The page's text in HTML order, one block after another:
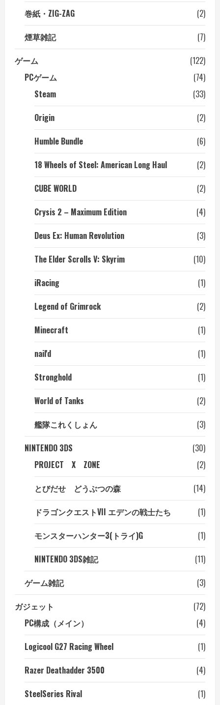
巻紙・ZIG-ZAG
(2)
煙草雑記
(7)
ゲーム
(122)
PCゲーム
(74)
Steam
(33)
Origin
(2)
Humble Bundle
(6)
18 Wheels of Steel: American Long Haul
(2)
CUBE WORLD
(2)
Crysis 2 – Maximum Edition
(4)
Deus Ex: Human Revolution
(3)
The Elder Scrolls V: Skyrim
(10)
iRacing
(1)
Legend of Grimrock
(2)
Minecraft
(1)
nail'd
(1)
Stronghold
(1)
World of Tanks
(2)
艦隊これくしょん
(3)
NINTENDO 3DS
(30)
PROJECT X ZONE
(2)
とびだせ どうぶつの森
(14)
ドラゴンクエストVII エデンの戦士たち
(1)
モンスターハンター3(トライ)G
(1)
NINTENDO 3DS雑記
(11)
ゲーム雑記
(3)
ガジェット
(72)
PC構成（メイン）
(4)
Logicool G27 Racing Wheel
(1)
Razer Deathadder 3500
(4)
SteelSeries Rival
(1)